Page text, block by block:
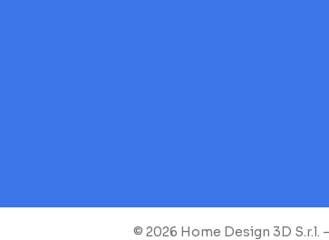
© 2026 Home Design 3D S.r.l.